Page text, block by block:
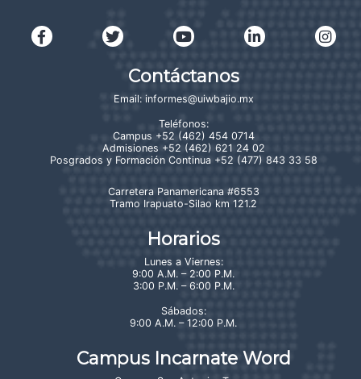
Contáctanos
Email: informes@uiwbajio.mx
Teléfonos:
Campus +52 (462) 454 0714
Admisiones +52 (462) 621 24 02
Posgrados y Formación Continua +52 (477) 843 33 58
Carretera Panamericana #6553
Tramo Irapuato-Silao km 121.2
Horarios
Lunes a Viernes:
9:00 A.M. – 2:00 P.M.
3:00 P.M. – 6:00 P.M.
Sábados:
9:00 A.M. – 12:00 P.M.
Campus Incarnate Word